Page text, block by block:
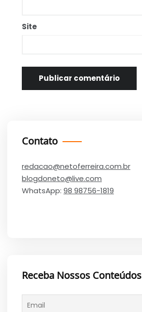
Site
Contato
redacao@netoferreira.com.br
blogdoneto@live.com
WhatsApp: 98 98756-1819
Receba Nossos Conteúdos